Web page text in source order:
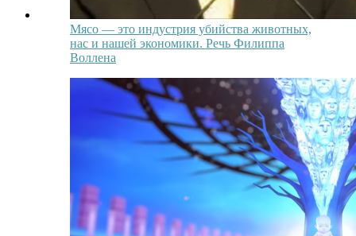
Мясо — это индустрия убийства животных,
нас и нашей экономики. Речь Филиппа
Воллена